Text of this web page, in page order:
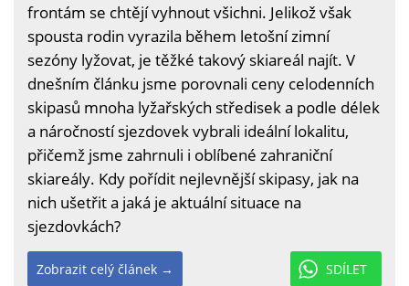
frontám se chtějí vyhnout všichni. Jelikož však
spousta rodin vyrazila během letošní zimní
sezóny lyžovat, je těžké takový skiareál najít. V
dnešním článku jsme porovnali ceny celodenních
skipasů mnoha lyžařských středisek a podle délek
a náročností sjezdovek vybrali ideální lokalitu,
přičemž jsme zahrnuli i oblíbené zahraniční
skiareály. Kdy pořídit nejlevnější skipasy, jak na
nich ušetřit a jaká je aktuální situace na
sjezdovkách?
SDÍLET
Zobrazit celý článek →